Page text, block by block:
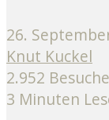
26.
Knut Kuckel
2.952
3 Minuten